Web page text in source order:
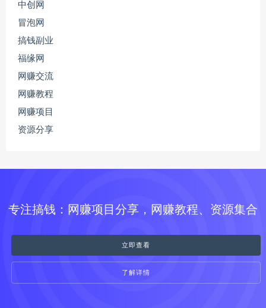
中创网
冒泡网
搞钱副业
福缘网
网赚交流
网赚教程
网赚项目
资源分享
专注搞钱：网赚项目分享，网赚教程、资源集合
立即查看
了解详情